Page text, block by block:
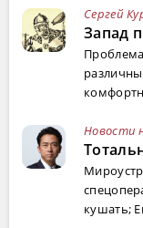
Сергей
Запад
Новости
кушать;